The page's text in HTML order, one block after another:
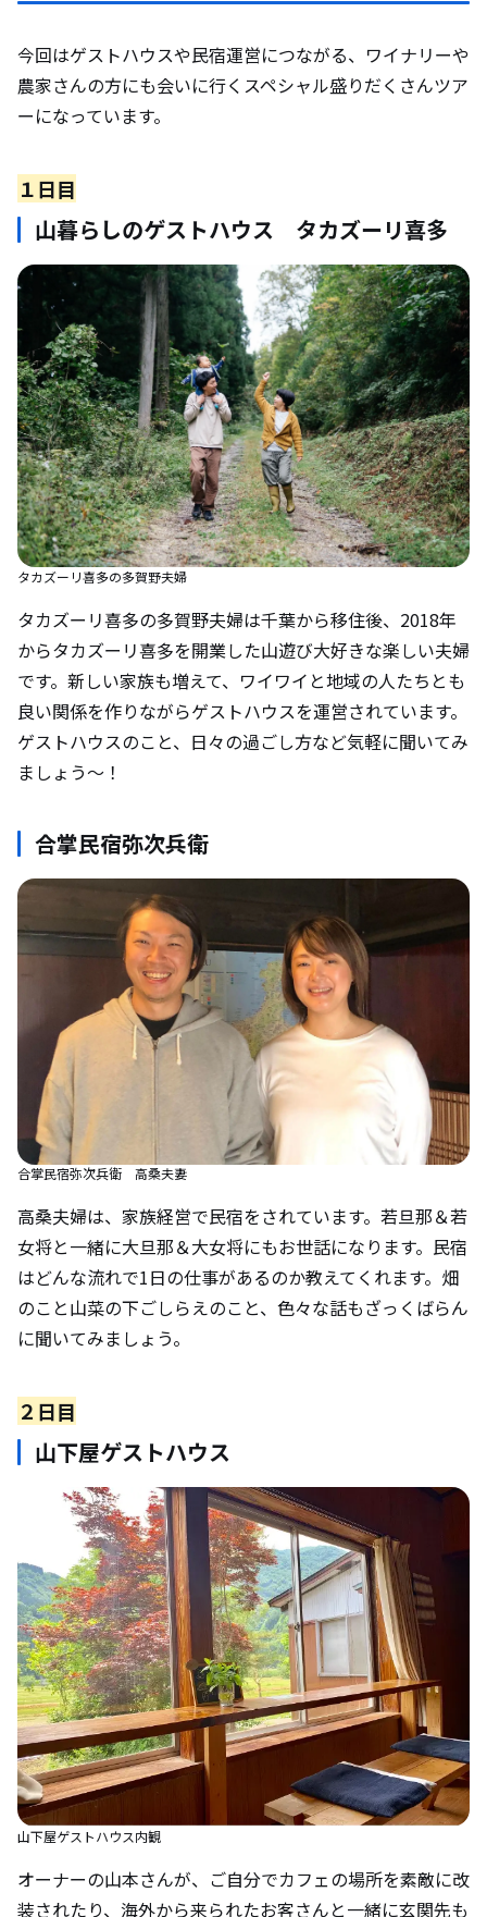
今回はゲストハウスや民宿運営につながる、ワイナリーや
農家さんの方にも会いに行くスペシャル盛りだくさんツア
ーになっています。
１日目
山暮らしのゲストハウス タカズーリ喜多
タカズーリ喜多の多賀野夫婦
タカズーリ喜多の多賀野夫婦は千葉から移住後、2018年
からタカズーリ喜多を開業した山遊び大好きな楽しい夫婦
です。新しい家族も増えて、ワイワイと地域の人たちとも
良い関係を作りながらゲストハウスを運営されています。
ゲストハウスのこと、日々の過ごし方など気軽に聞いてみ
ましょう〜！
合掌民宿弥次兵衛
合掌民宿弥次兵衛 高桑夫妻
高桑夫婦は、家族経営で民宿をされています。若旦那＆若
女将と一緒に大旦那＆大女将にもお世話になります。民宿
はどんな流れで1日の仕事があるのか教えてくれます。畑
のこと山菜の下ごしらえのこと、色々な話もざっくばらん
に聞いてみましょう。
２日目
山下屋ゲストハウス
山下屋ゲストハウス内観
オーナーの山本さんが、ご自分でカフェの場所を素敵に改
装されたり、海外から来られたお客さんと一緒に玄関先も